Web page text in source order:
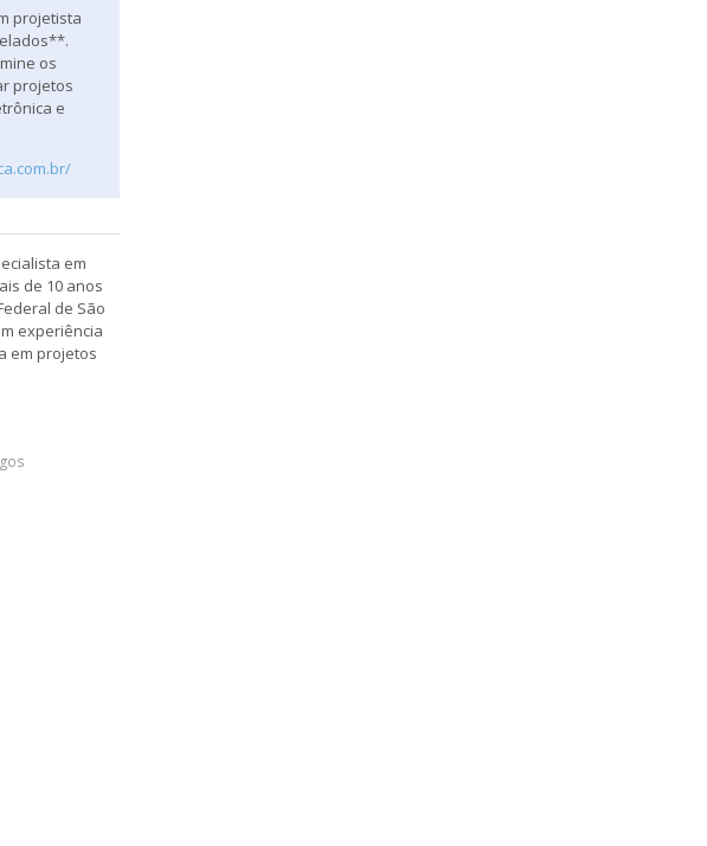
projetista
os
projetos
e
em
de 10 anos
de São
experiência
em projetos